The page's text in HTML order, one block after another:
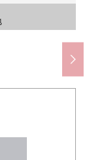
务教育学校。